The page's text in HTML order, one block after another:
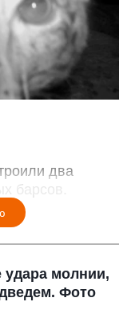
два
барсов.
молнии,
Фото